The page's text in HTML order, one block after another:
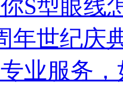
S型眼线
年世纪庆
业服务